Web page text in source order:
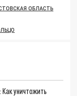
ОБЛАСТЬ
уничтожить